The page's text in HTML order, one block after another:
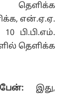
என்.ஏ.ஏ.
பி.பி.எம்.
தெளிக்க
இது,